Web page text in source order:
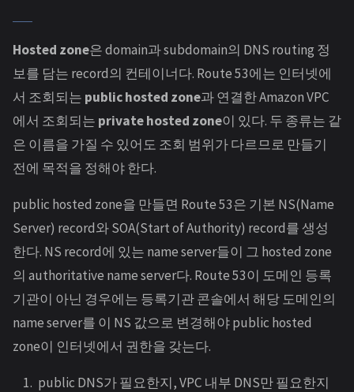
Hosted zone은 domain과 subdomain의 DNS routing 정
보를 담는 record의 컨테이너다. Route 53에는 인터넷에
서 조회되는 public hosted zone과 연결한 Amazon VPC
에서 조회되는 private hosted zone이 있다. 두 종류는 같
은 이름을 가질 수 있어도 조회 범위가 다르므로 만들기
전에 목적을 정해야 한다.
public hosted zone을 만들면 Route 53은 기본 NS(Name
Server) record와 SOA(Start of Authority) record를 생성
한다. NS record에 있는 name server들이 그 hosted zone
의 authoritative name server다. Route 53이 도메인 등록
기관이 아닌 경우에는 등록기관 콘솔에서 해당 도메인의
name server를 이 NS 값으로 변경해야 public hosted
zone이 인터넷에서 권한을 갖는다.
public DNS가 필요한지, VPC 내부 DNS만 필요한지